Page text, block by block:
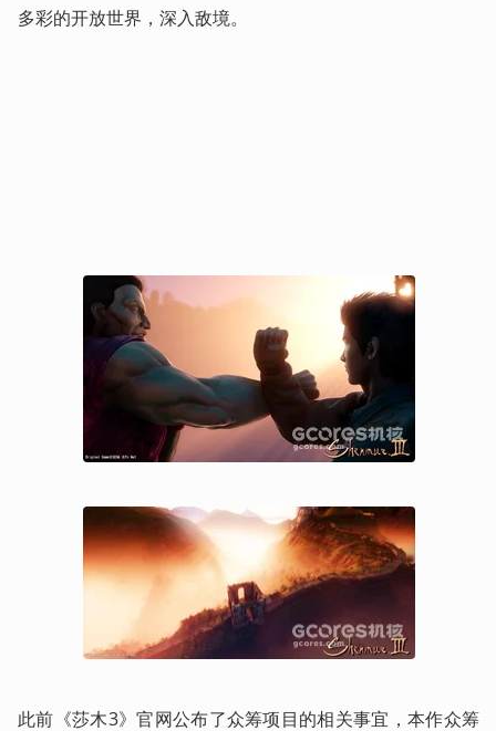
多彩的开放世界，深入敌境。
此前《莎木3》官网公布了众筹项目的相关事宜，本作众筹